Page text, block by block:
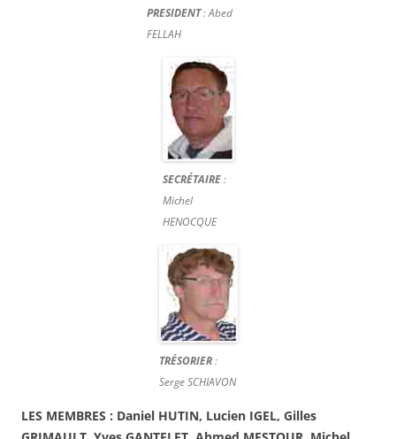
PRESIDENT: Abed
FELLAH
SECRÉTAIRE:
Michel
HENOCQUE
TRÉSORIER:
Serge SCHIAVON
LES MEMBRES : Daniel HUTIN, Lucien IGEL, Gilles